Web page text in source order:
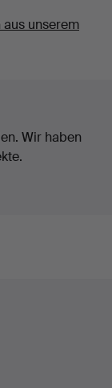
unserem
Wir haben